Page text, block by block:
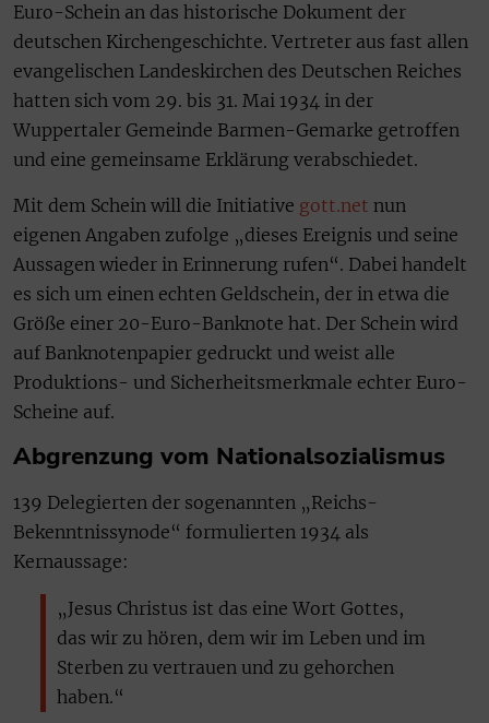
Euro-Schein an das historische Dokument der
deutschen Kirchengeschichte. Vertreter aus fast allen
evangelischen Landeskirchen des Deutschen Reiches
hatten sich vom 29. bis 31. Mai 1934 in der
Wuppertaler Gemeinde Barmen-Gemarke getroffen
und eine gemeinsame Erklärung verabschiedet.
Mit dem Schein will die Initiative gott.net nun
eigenen Angaben zufolge „dieses Ereignis und seine
Aussagen wieder in Erinnerung rufen“. Dabei handelt
es sich um einen echten Geldschein, der in etwa die
Größe einer 20-Euro-Banknote hat. Der Schein wird
auf Banknotenpapier gedruckt und weist alle
Produktions- und Sicherheitsmerkmale echter Euro-
Scheine auf.
Abgrenzung vom Nationalsozialismus
139 Delegierten der sogenannten „Reichs-
Bekenntnissynode“ formulierten 1934 als
Kernaussage:
„Jesus Christus ist das eine Wort Gottes,
das wir zu hören, dem wir im Leben und im
Sterben zu vertrauen und zu gehorchen
haben.“